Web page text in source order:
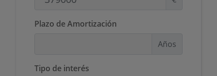
Plazo de Amortización
Años
Tipo de interés